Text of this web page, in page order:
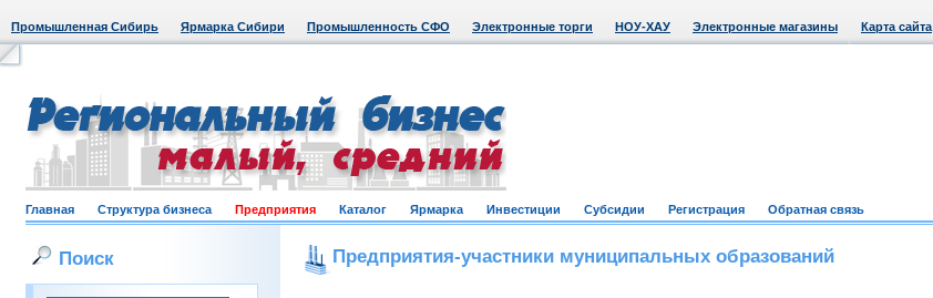
Промышленная Сибирь Ярмарка Сибири Промышленность СФО Электронные торги НОУ-ХАУ Электронные магазины Карта сайта
Главная Структура бизнеса Предприятия Каталог Ярмарка Инвестиции Субсидии Регистрация Обратная связь
Поиск Предприятия-участники муниципальных образований